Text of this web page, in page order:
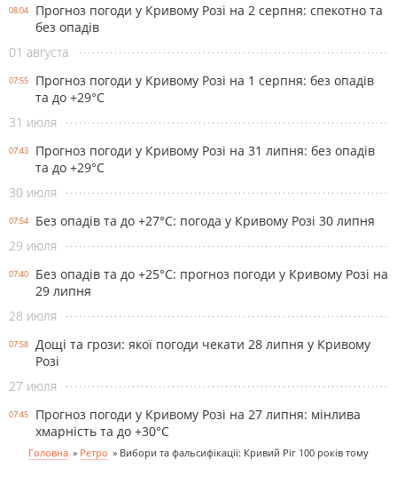
08:04
Прогноз погоди у Кривому Розі на 2 серпня: спекотно та
без опадів
01 августа
07:55
Прогноз погоди у Кривому Розі на 1 серпня: без опадів
та до +29°С
31 июля
07:43
Прогноз погоди у Кривому Розі на 31 липня: без опадів
та до +29°С
30 июля
07:54
Без опадів та до +27°С: погода у Кривому Розі 30 липня
29 июля
07:40
Без опадів та до +25°С: прогноз погоди у Кривому Розі на
29 липня
28 июля
07:58
Дощі та грози: якої погоди чекати 28 липня у Кривому
Розі
27 июля
07:45
Прогноз погоди у Кривому Розі на 27 липня: мінлива
хмарність та до +30°С
Головна » Ретро » Вибори та фальсифікації: Кривий Ріг 100 років тому